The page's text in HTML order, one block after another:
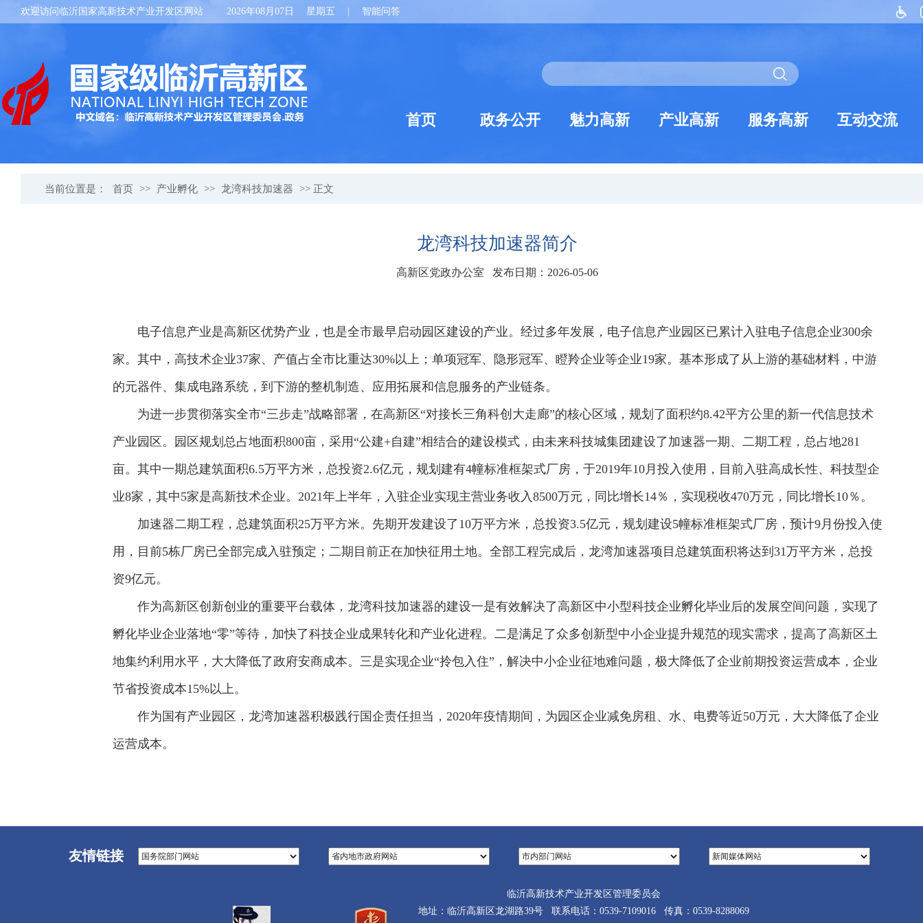
欢迎访问临沂国家高新技术产业开发区网站 2026年08月07日 星期五 智能问答
首页 政务公开 魅力高新 产业高新 服务高新 互动交流
当前位置是： 首页 >> 产业孵化 >> 龙湾科技加速器 >> 正文
龙湾科技加速器简介
高新区党政办公室 发布日期：2026-05-06
电子信息产业是高新区优势产业，也是全市最早启动园区建设的产业。经过多年发展，电子信息产业园区已累计入驻电子信息企业300余
家。其中，高技术企业37家、产值占全市比重达30%以上；单项冠军、隐形冠军、瞪羚企业等企业19家。基本形成了从上游的基础材料，中游
的元器件、集成电路系统，到下游的整机制造、应用拓展和信息服务的产业链条。
为进一步贯彻落实全市“三步走”战略部署，在高新区“对接长三角科创大走廊”的核心区域，规划了面积约8.42平方公里的新一代信息技术
产业园区。园区规划总占地面积800亩，采用“公建+自建”相结合的建设模式，由未来科技城集团建设了加速器一期、二期工程，总占地281
亩。其中一期总建筑面积6.5万平方米，总投资2.6亿元，规划建有4幢标准框架式厂房，于2019年10月投入使用，目前入驻高成长性、科技型企
业8家，其中5家是高新技术企业。2021年上半年，入驻企业实现主营业务收入8500万元，同比增长14％，实现税收470万元，同比增长10％。
加速器二期工程，总建筑面积25万平方米。先期开发建设了10万平方米，总投资3.5亿元，规划建设5幢标准框架式厂房，预计9月份投入使
用，目前5栋厂房已全部完成入驻预定；二期目前正在加快征用土地。全部工程完成后，龙湾加速器项目总建筑面积将达到31万平方米，总投
资9亿元。
作为高新区创新创业的重要平台载体，龙湾科技加速器的建设一是有效解决了高新区中小型科技企业孵化毕业后的发展空间问题，实现了
孵化毕业企业落地“零”等待，加快了科技企业成果转化和产业化进程。二是满足了众多创新型中小企业提升规范的现实需求，提高了高新区土
地集约利用水平，大大降低了政府安商成本。三是实现企业“拎包入住”，解决中小企业征地难问题，极大降低了企业前期投资运营成本，企业
节省投资成本15%以上。
作为国有产业园区，龙湾加速器积极践行国企责任担当，2020年疫情期间，为园区企业减免房租、水、电费等近50万元，大大降低了企业
运营成本。
友情链接
临沂高新技术产业开发区管理委员会
地址：临沂高新区龙湖路39号 联系电话：0539-7109016 传真：0539-8288069